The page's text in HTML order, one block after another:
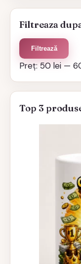
Filtreaza
Preț
minim
Preț
maxim
Filtrează
Preț:50 lei —
Top 3